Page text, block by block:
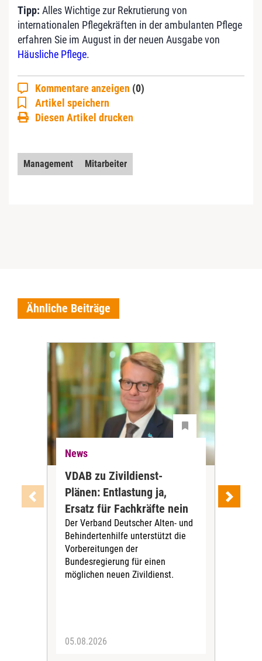
Tipp: Alles Wichtige zur Rekrutierung von
internationalen Pflegekräften in der ambulanten Pflege
erfahren Sie im August in der neuen Ausgabe von
Häusliche Pflege.
Kommentare anzeigen (0)
Artikel speichern
Diesen Artikel drucken
Management Mitarbeiter
Ähnliche Beiträge
News
VDAB zu Zivildienst-
Plänen: Entlastung ja,
Ersatz für Fachkräfte nein
Der Verband Deutscher Alten- und
Behindertenhilfe unterstützt die
Vorbereitungen der
Bundesregierung für einen
möglichen neuen Zivildienst.
05.08.2026